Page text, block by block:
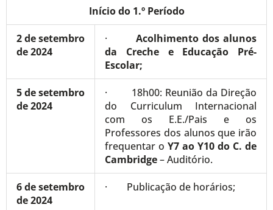
Início do 1.º Período
2 de setembro
de 2024
·Acolhimento dos alunos
da Creche e Educação Pré-
Escolar;
5 de setembro
de 2024
· 18h00: Reunião da Direção
do Curriculum Internacional
com os E.E./Pais e os
Professores dos alunos que irão
frequentar o Y7 ao Y10 do C. de
Cambridge– Auditório.
6 de setembro
de 2024
· Publicação de horários;